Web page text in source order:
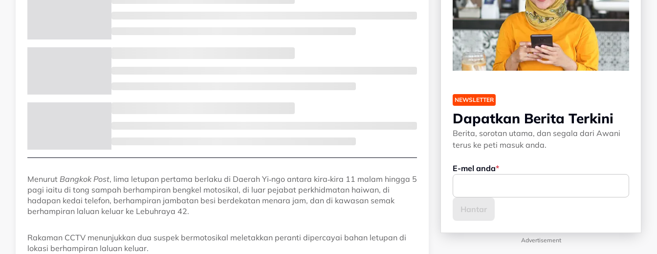
Menurut Bangkok Post, lima letupan pertama berlaku di Daerah Yi‑ngo antara kira‑kira 11 malam hingga 5
pagi iaitu di tong sampah berhampiran bengkel motosikal, di luar pejabat perkhidmatan haiwan, di
hadapan kedai telefon, berhampiran jambatan besi berdekatan menara jam, dan di kawasan semak
berhampiran laluan keluar ke Lebuhraya 42.
Rakaman CCTV menunjukkan dua suspek bermotosikal meletakkan peranti dipercayai bahan letupan di
lokasi berhampiran laluan keluar.
NEWSLETTER
Dapatkan Berita Terkini
Berita, sorotan utama, dan segala dari Awani
terus ke peti masuk anda.
E-mel anda
Advertisement